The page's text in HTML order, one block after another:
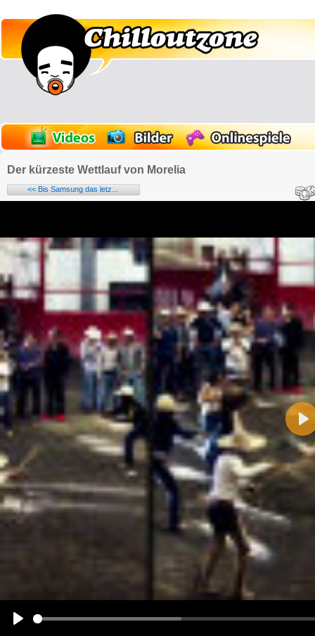
Der kürzeste Wettlauf von Morelia
<< Bis Samsung das letz...
Name:
E-Mail-Adresse (optional):
Kommentar:
URLs werden automatisch umgewandelt. Bitte verwende "www." oder "http://" in URLs
Ich möchte eine E-Mail, wenn auf dieser Seite weitere Kommentare erscheinen.